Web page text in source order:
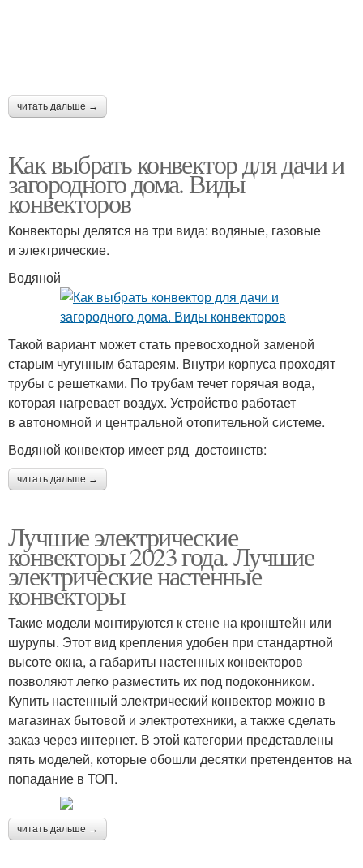
читать дальше →
Как выбрать конвектор для дачи и
загородного дома. Виды
конвекторов
Конвекторы делятся на три вида: водяные, газовые
и электрические.
Водяной
Такой вариант может стать превосходной заменой
старым чугунным батареям. Внутри корпуса проходят
трубы с решетками. По трубам течет горячая вода,
которая нагревает воздух. Устройство работает
в автономной и центральной отопительной системе.
Водяной конвектор имеет ряд достоинств:
читать дальше →
Лучшие электрические
конвекторы 2023 года. Лучшие
электрические настенные
конвекторы
Такие модели монтируются к стене на кронштейн или
шурупы. Этот вид крепления удобен при стандартной
высоте окна, а габариты настенных конвекторов
позволяют легко разместить их под подоконником.
Купить настенный электрический конвектор можно в
магазинах бытовой и электротехники, а также сделать
заказ через интернет. В этой категории представлены
пять моделей, которые обошли десятки претендентов на
попадание в ТОП.
читать дальше →